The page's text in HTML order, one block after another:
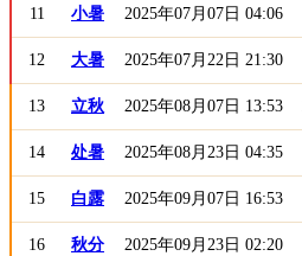
11 小暑 2025年07月07日 04:06
12 大暑 2025年07月22日 21:30
13 立秋 2025年08月07日 13:53
14 处暑 2025年08月23日 04:35
15 白露 2025年09月07日 16:53
16 秋分 2025年09月23日 02:20